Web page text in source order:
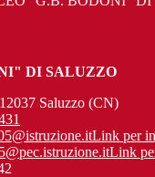
DI SALUZZO
Saluzzo (CN)
Link per
Link